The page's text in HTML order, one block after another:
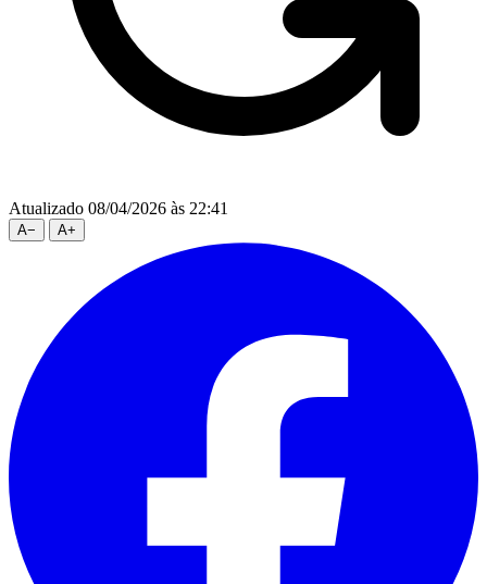
Atualizado 08/04/2026 às 22:41
A− A+